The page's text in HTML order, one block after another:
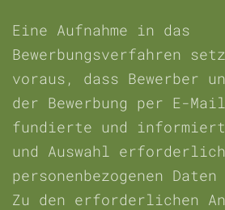
Eine Aufnahme in das
Bewerbungsverfahren
voraus, dass Bewerber
der Bewerbung per E-
fundierte und
und Auswahl
personenbezogenen
Zu den erforderlichen